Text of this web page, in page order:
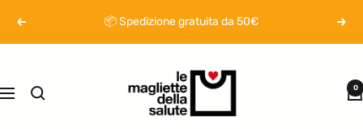
contenuto
Precedente 📦​ Spedizione gratuita da 50€
Navigazione
della
0